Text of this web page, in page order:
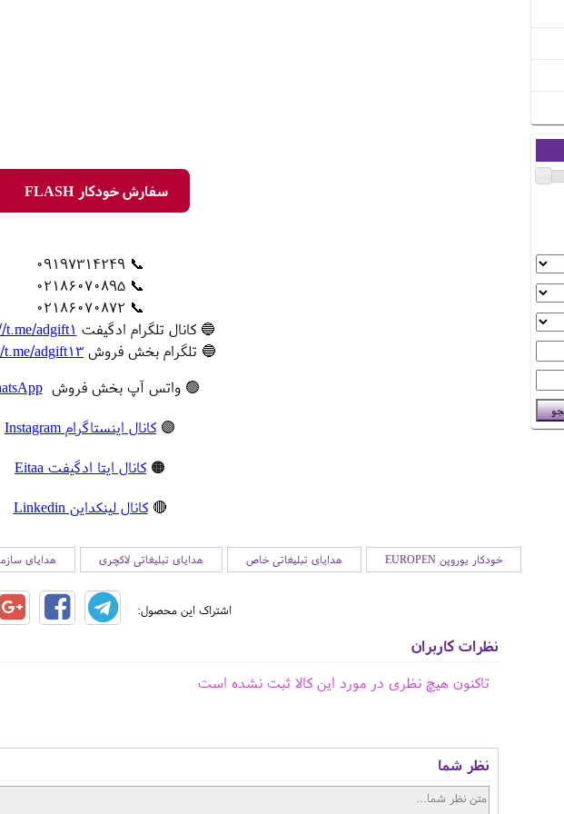
سفارش خودکار FLASH
📞 09197314249
📞 02186070895
📞 02186070872
🔵 کانال تلگرام ادگیفت t.me/adgift1
🔵 تلگرام بخش فروش t.me/adgift13
🟢 واتس آپ بخش فروش
🟣 کانال اینستاگرام Instagram
🟠 کانال ایتا ادگیفت Eitaa
🔴 کانال لینکداین Linkedin
خودکار یوروپن EUROPEN هدایای تبلیغاتی خاص هدایای تبلیغاتی لاکچری هدایای
اشتراک این محصول:
نظرات کاربران
تاکنون هیچ نظری در مورد این کالا ثبت نشده است
نظر شما